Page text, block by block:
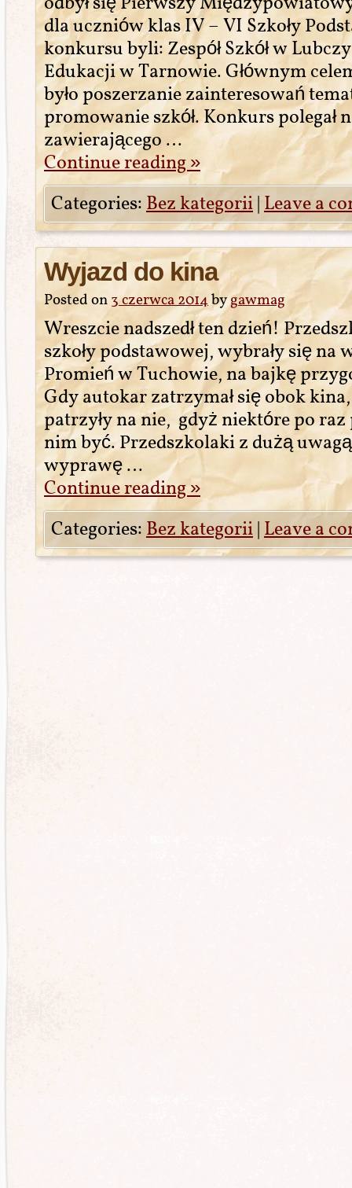
dla uczniów klas IV – VI Szkoły
konkursu byli: Zespół Szkół w
Edukacji w Tarnowie. Głównym
było poszerzanie zainteresowań
promowanie szkół. Konkurs polegał
zawierającego …
Continue reading»
Categories:Bez kategorii|Leave a
Wyjazd do kina
Posted on3 czerwca 2014bygawmag
Wreszcie nadszedł ten dzień!
szkoły podstawowej, wybrały się na
Promień w Tuchowie, na bajkę
Gdy autokar zatrzymał się obok
patrzyły na nie, gdyż niektóre po
nim być. Przedszkolaki z dużą
wyprawę …
Continue reading»
Categories:Bez kategorii|Leave a